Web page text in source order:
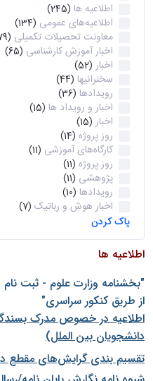
اطلاعیه ها (245)
اطلاعیه‌های عمومی (134)
معاونت تحصیلات تکمیلی (79)
اخبار آموزش کارشناسی (65)
اخبار (52)
سخنرانیها (44)
رویدادها (36)
اخبار و رویداد ها (15)
اخبار (15)
روز پروژه (14)
کارگاه‌های آموزشی (11)
روز پروژه (11)
پژوهشی (11)
رویدادها (10)
اخبار هوش و رباتیک (7)
پاک کردن
اطلاعیه ها
"بخشنامه وزارت علوم - ثبت
از طريق كنكور سراسری"
اطلاعیه در خصوص مدرک
دانشجویان بین الملل)
تقسیم بندی گرایش‌های مقطع